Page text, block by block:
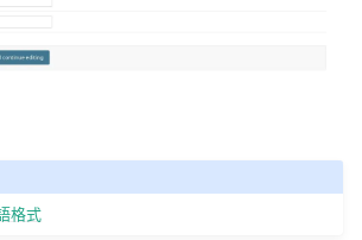
格式